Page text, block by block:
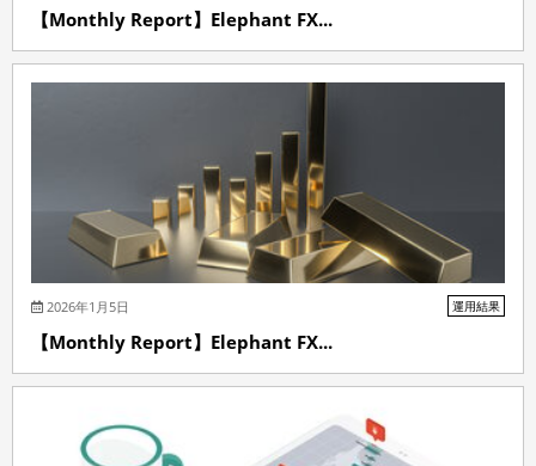
【Monthly Report】Elephant FX...
2026年1月5日 運用結果
【Monthly Report】Elephant FX...